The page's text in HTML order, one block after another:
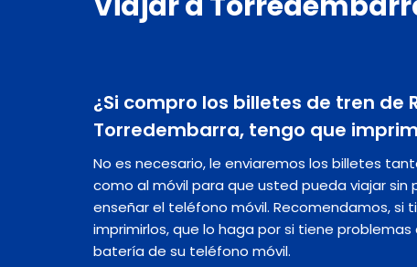
¿Si compro los billetes de tren de
Torredembarra, tengo que
No es necesario, le enviaremos los billetes
como al móvil para que usted pueda viajar
enseñar el teléfono móvil. Recomendamos, si
imprimirlos, que lo haga por si tiene
batería de su teléfono móvil.